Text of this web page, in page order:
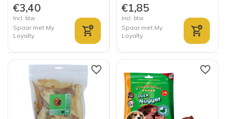
€3,40
Incl. btw
Spaar met My
Loyalty
€1,85
Incl. btw
Spaar met My
Loyalty